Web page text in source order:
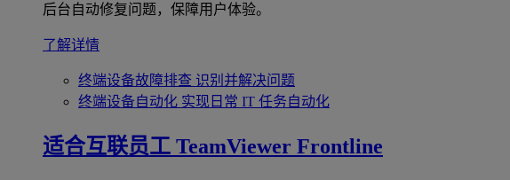
后台自动修复问题，保障用户体验。
了解详情
终端设备故障排查 识别并解决问题
终端设备自动化 实现日常 IT 任务自动化
适合互联员工 TeamViewer Frontline